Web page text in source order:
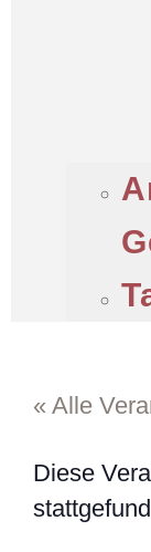
« Alle
Diese